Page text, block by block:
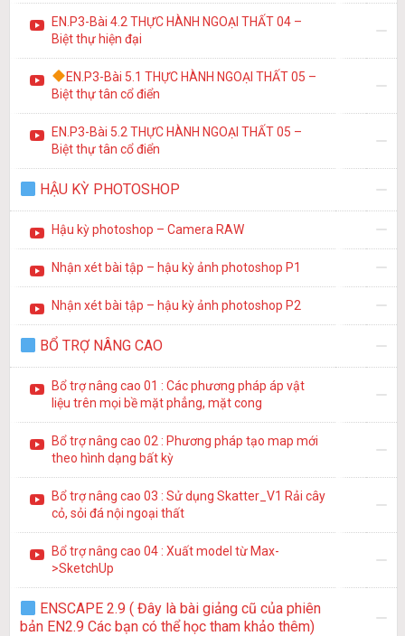
EN.P3-Bài 4.2 THỰC HÀNH NGOẠI THẤT 04 –
Biệt thự hiện đại
EN.P3-Bài 5.1 THỰC HÀNH NGOẠI THẤT 05 –
Biệt thự tân cổ điển
EN.P3-Bài 5.2 THỰC HÀNH NGOẠI THẤT 05 –
Biệt thự tân cổ điển
HẬU KỲ PHOTOSHOP
Hậu kỳ photoshop – Camera RAW
Nhận xét bài tập – hậu kỳ ảnh photoshop P1
Nhận xét bài tập – hậu kỳ ảnh photoshop P2
BỔ TRỢ NÂNG CAO
Bổ trợ nâng cao 01 : Các phương pháp áp vật
liệu trên mọi bề mặt phẳng, mặt cong
Bổ trợ nâng cao 02 : Phương pháp tạo map mới
theo hình dạng bất kỳ
Bổ trợ nâng cao 03 : Sử dụng Skatter_V1 Rải cây
cỏ, sỏi đá nội ngoại thất
Bổ trợ nâng cao 04 : Xuất model từ Max-
>SketchUp
ENSCAPE 2.9 ( Đây là bài giảng cũ của phiên
bản EN2.9 Các bạn có thể học tham khảo thêm)